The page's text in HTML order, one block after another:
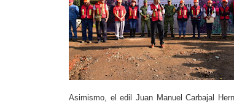
Asimismo, el edil Juan Manuel Carbajal